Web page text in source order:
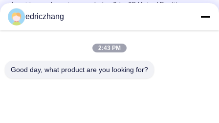
kursi tunggal mesin game balap 9dvr 9D Virtual Reality
Simulator VR Mesin Game Moto
Taman Hiburan 9D Virtual Reality Simulator Mesin Mobil Balap
edriczhang
2:43 PM
Good day, what product are you looking for?